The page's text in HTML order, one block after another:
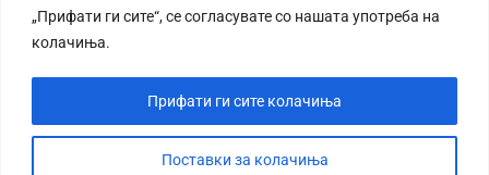
„Прифати ги сите“, се согласувате со нашата употреба на
колачиња.
Поставки за колачиња
Прифати ги сите колачиња